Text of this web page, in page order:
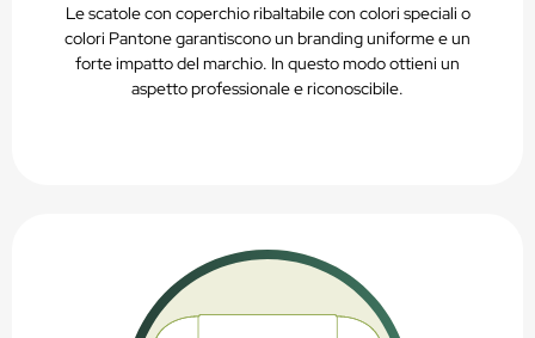
Le scatole con coperchio ribaltabile con colori speciali o
colori Pantone garantiscono un branding uniforme e un
forte impatto del marchio. In questo modo ottieni un
aspetto professionale e riconoscibile.